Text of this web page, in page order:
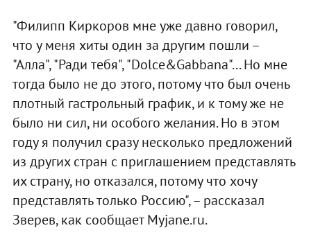
"Филипп Киркоров мне уже давно говорил,
что у меня хиты один за другим пошли –
"Алла", "Ради тебя", "Dolce&Gabbana"... Но мне
тогда было не до этого, потому что был очень
плотный гастрольный график, и к тому же не
было ни сил, ни особого желания. Но в этом
году я получил сразу несколько предложений
из других стран с приглашением представлять
их страну, но отказался, потому что хочу
представлять только Россию", – рассказал
Зверев, как сообщает Myjane.ru.